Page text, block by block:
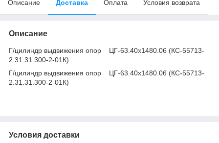
Описание Доставка Оплата Условия возврата
Описание
Г/цилиндр выдвижения опор ЦГ-63.40х1480.06 (КС-55713-
2.31.31.300-2-01К)
Г/цилиндр выдвижения опор ЦГ-63.40х1480.06 (КС-55713-
2.31.31.300-2-01К)
Условия доставки